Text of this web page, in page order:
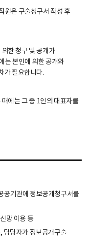
원은 구술청구서 작성 후
한 청구 및 공개가
는 본인에 의한 공개와
가 필요합니다.
에는 그 중 1인의 대표자를
공기관에 정보공개청구서를
망 이용 등
담당자가 정보공개구술